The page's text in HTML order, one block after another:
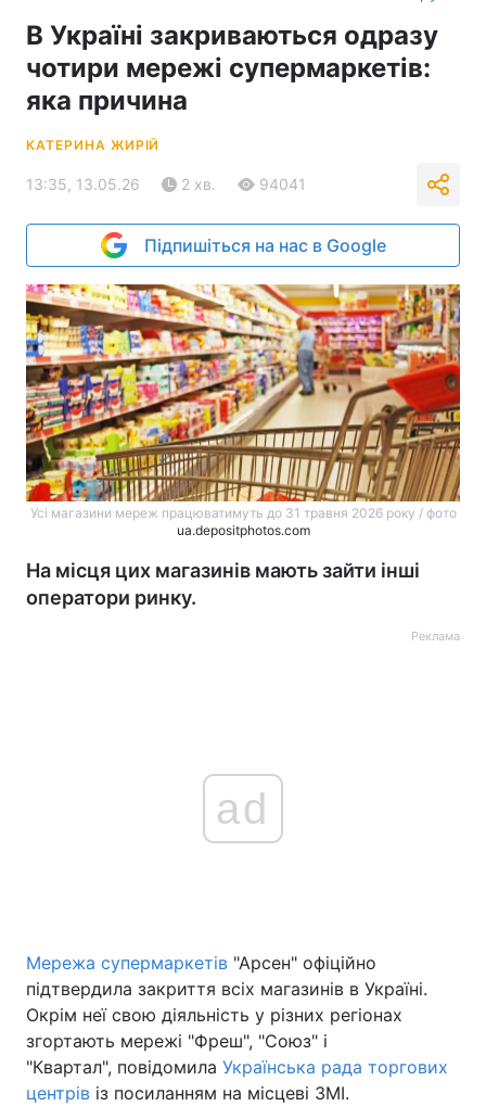
В Україні закриваються одразу
чотири мережі супермаркетів:
яка причина
КАТЕРИНА ЖИРІЙ
13:35, 13.05.26 2 хв. 94041
Підпишіться на нас в Google
Усі магазини мереж працюватимуть до 31 травня 2026 року / фото
ua.depositphotos.com
На місця цих магазинів мають зайти інші
оператори ринку.
Реклама
ad
Мережа супермаркетів "Арсен" офіційно
підтвердила закриття всіх магазинів в Україні.
Окрім неї свою діяльність у різних регіонах
згортають мережі "Фреш", "Союз" і
"Квартал", повідомила Українська рада торгових
центрів із посиланням на місцеві ЗМІ.